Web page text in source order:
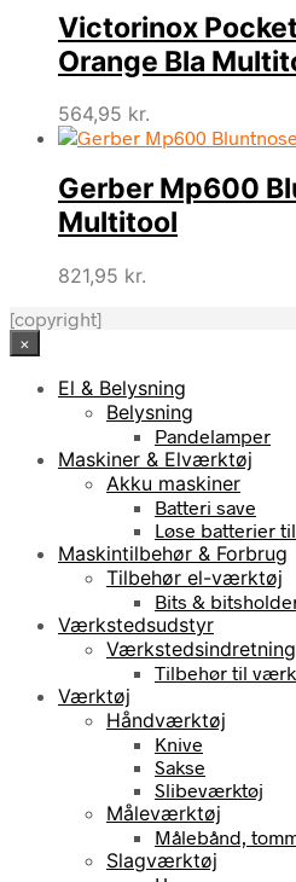
Victorinox
Orange Bla
564,95 kr.
Gerber Mp600
Multitool
821,95 kr.
[copyright]
×
El & Belysning
Belysning
Pandelamper
Maskiner & Elværktøj
Akku maskiner
Batteri save
Løse batterier
Maskintilbehør & Forbrug
Tilbehør el-værktøj
Bits &
Værkstedsudstyr
Værkstedsindretning
Tilbehør til
Værktøj
Håndværktøj
Knive
Sakse
Slibeværktøj
Måleværktøj
Målebånd,
Slagværktøj